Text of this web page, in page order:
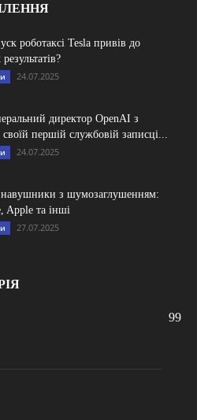
роботаксі Tesla привів до
24.07.2025
директор OpenAI з
своїй першій службовій записці...
24.07.2025
з шумозаглушенням:
Apple та інші
27.07.2025
99